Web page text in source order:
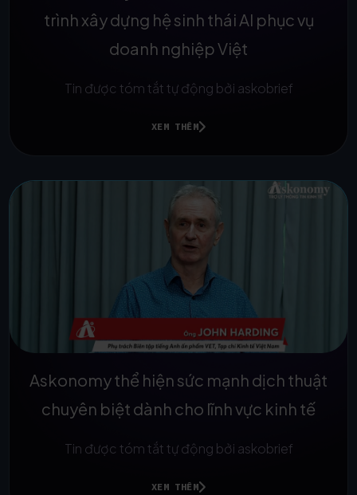
trình xây dựng hệ sinh thái AI phục vụ
doanh nghiệp Việt
Tin được tóm tắt tự động bởi askobrief
XEM THÊM
Askonomy thể hiện sức mạnh dịch thuật
chuyên biệt dành cho lĩnh vực kinh tế
Tin được tóm tắt tự động bởi askobrief
XEM THÊM